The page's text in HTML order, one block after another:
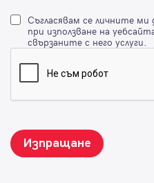
Съгласявам се личните
при използване на
свързаните с него услуги.
Изпращане